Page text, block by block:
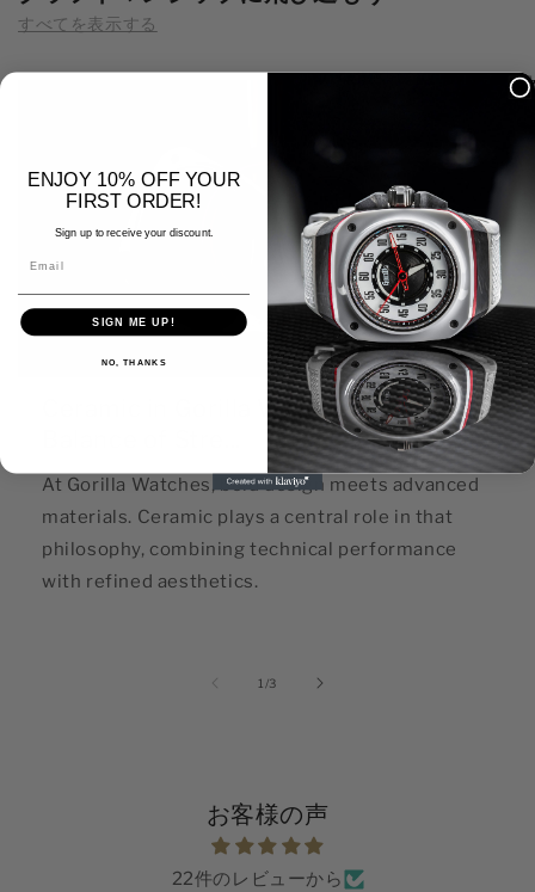
すべてを表示する
Ceramic in Gorilla Watches: The
At Gorilla Watches, bold design meets advanced
materials. Ceramic plays a central role in that
philosophy, combining technical performance
with refined aesthetics.
1 /の
3
お客様の声
22件のレビューから
ENJOY 10% OFF YOUR
FIRST ORDER!
Sign up to receive your discount.
SIGN ME UP!
NO, THANKS